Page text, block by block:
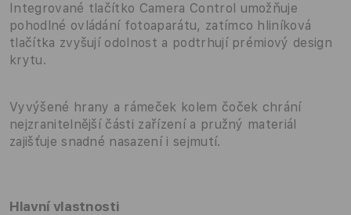
Integrované tlačítko Camera Control umožňuje
pohodlné ovládání fotoaparátu, zatímco hliníková
tlačítka zvyšují odolnost a podtrhují prémiový design
krytu.
Vyvýšené hrany a rámeček kolem čoček chrání
nejzranitelnější části zařízení a pružný materiál
zajišťuje snadné nasazení i sejmutí.
Hlavní vlastnosti